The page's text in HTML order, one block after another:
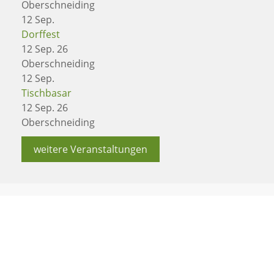
Oberschneiding
12 Sep.
Dorffest
12 Sep. 26
Oberschneiding
12 Sep.
Tischbasar
12 Sep. 26
Oberschneiding
weitere Veranstaltungen